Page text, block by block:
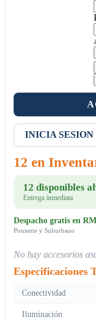
INICIA SESION
12 en
12 disponibles
Entrega inmediata
Despacho gratis en
Poniente y Suburbano
No hay accesorios
Especificaciones
Conectividad
Iluminación